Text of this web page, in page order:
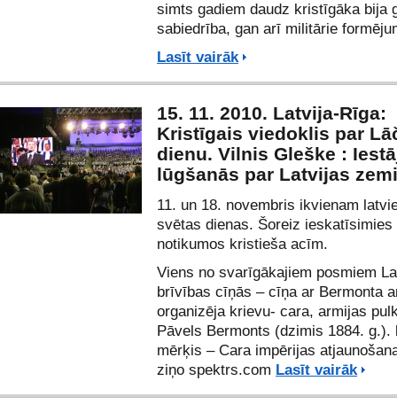
simts gadiem daudz kristīgāka bija
sabiedrība, gan arī militārie
Lasīt vairāk
15. 11. 2010. Latvija-Rīga:
Kristīgais viedoklis par
dienu. Vilnis Gleške :
lūgšanās par Latvijas
11. un 18. novembris ikvienam
svētas dienas. Šoreiz ieskatīsimies
notikumos kristieša acīm.
Viens no svarīgākajiem posmiem
brīvības cīņās – cīņa ar Bermonta
organizēja krievu- cara, armijas
Pāvels Bermonts (dzimis 1884. g.).
mērķis – Cara impērijas
ziņo spektrs.com Lasīt vairāk